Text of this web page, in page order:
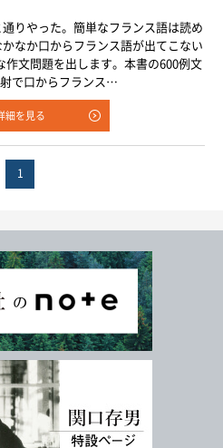
-*
してください
音声別売り
読み CD付き
検 索
りやった。簡単なフランス語は読め
なか口からフランス語が出てこない
文問題を出します。本書の600例文
で口からフランス…
細を見る
1